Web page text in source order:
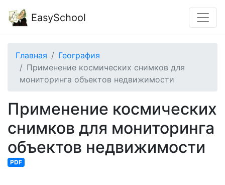
EasySchool
Главная
География
Применение космических снимков для
мониторинга объектов недвижимости
Применение космических
снимков для мониторинга
объектов недвижимости
PDF